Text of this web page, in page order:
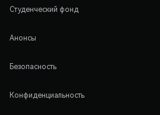
Студенческий фонд
Анонсы
Безопасность
Конфиденциальность